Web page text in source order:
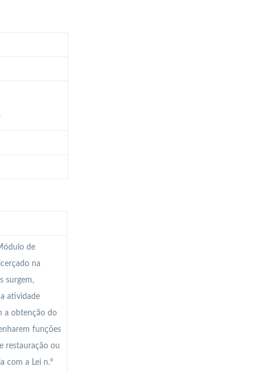
de
na
surgem,
atividade
a obtenção do
funções
restauração ou
com a Lei n.º